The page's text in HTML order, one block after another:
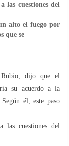
las cuestiones del
alto el fuego por
que se
Rubio, dijo que el
su acuerdo a la
él, este paso
las cuestiones del